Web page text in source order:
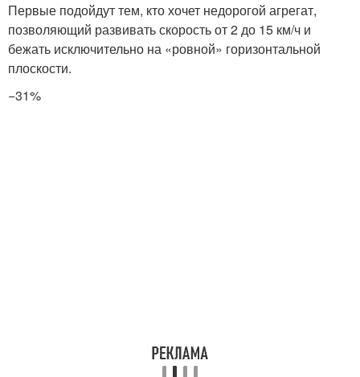
Первые подойдут тем, кто хочет недорогой агрегат,
позволяющий развивать скорость от 2 до 15 км/ч и
бежать исключительно на «ровной» горизонтальной
плоскости.
−31%